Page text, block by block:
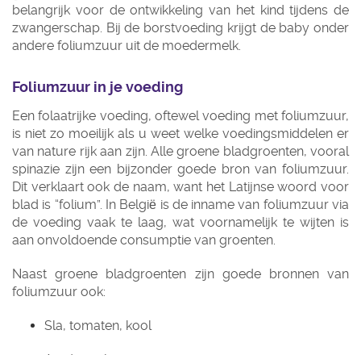
belangrijk voor de ontwikkeling van het kind tijdens de
zwangerschap. Bij de borstvoeding krijgt de baby onder
andere foliumzuur uit de moedermelk.
Foliumzuur in je voeding
Een folaatrijke voeding, oftewel voeding met foliumzuur,
is niet zo moeilijk als u weet welke voedingsmiddelen er
van nature rijk aan zijn. Alle groene bladgroenten, vooral
spinazie zijn een bijzonder goede bron van foliumzuur.
Dit verklaart ook de naam, want het Latijnse woord voor
blad is “folium”. In België is de inname van foliumzuur via
de voeding vaak te laag, wat voornamelijk te wijten is
aan onvoldoende consumptie van groenten.
Naast groene bladgroenten zijn goede bronnen van
foliumzuur ook:
Sla, tomaten, kool